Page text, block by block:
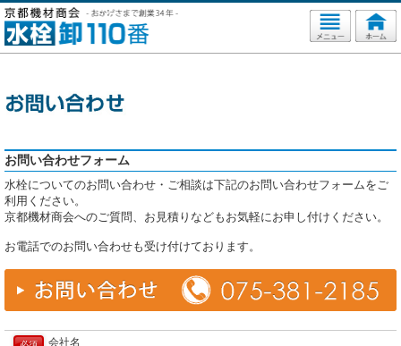
お問い合わせフォーム
水栓についてのお問い合わせ・ご相談は下記のお問い合わせフォームをご
利用ください。
京都機材商会へのご質問、お見積りなどもお気軽にお申し付けください。
お電話でのお問い合わせも受け付けております。
会社名